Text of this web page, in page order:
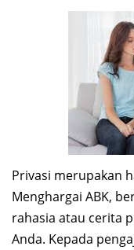
Privasi merupakan
Menghargai ABK,
rahasia atau cerita
Anda. Kepada